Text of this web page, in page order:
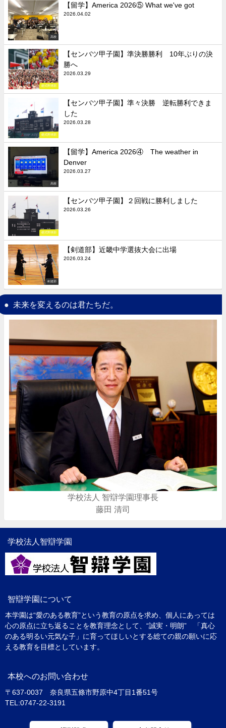
高校
【留学】America 2026⑤ What we've got
2026.04.02
硬式野球部
【センバツ甲子園】準決勝勝利 10年ぶりの決
勝へ
2026.03.29
硬式野球部
【センバツ甲子園】準々決勝 逆転勝利できま
した
2026.03.28
高校
【留学】America 2026④ The weather in
Denver
2026.03.27
硬式野球部
【センバツ甲子園】２回戦に勝利しました
2026.03.26
剣道部
【剣道部】近畿中学選抜大会に出場
2026.03.24
未来を変えるのは君たちだ。
学校法人 智辯学園理事長
藤田 清司
学校法人智辯学園
智辯学園について
本学園は“愛のある教育”という教育の原点を求め、個人にあっては
心の原点に立ち返ることを教育理念として、“誠実・明朗” 「真心
のある明るい元気な子」に育ってほしいとする総ての親の願いに応
える教育を目標としています。
本校へのお問い合わせ
〒637-0037 奈良県五條市野原中4丁目1番51号
TEL:0747-22-3191